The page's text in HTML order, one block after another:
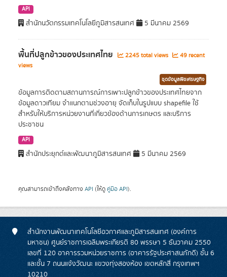
API
สำนักนวัตกรรมเทคโนโลยีภูมิสารสนเทศ 5 มีนาคม 2569
พื้นที่ปลูกข้าวของประเทศไทย 2245 total views
49 recent
views
ชุดข้อมูลพืชเศรษฐกิจ
ข้อมูลการติดตามสถานการณ์การเพาะปลูกข้าวของประเทศไทยจาก
ข้อมูลดาวเทียม จำแนกตามช่วงอายุ จัดเก็บในรูปแบบ shapefile ใช้
สำหรับให้บริการหน่วยงานที่เกี่ยวข้องด้านการเกษตร และบริการ
ประชาชน
API
สำนักประยุกต์และพัฒนาภูมิสารสนเทศ 5 มีนาคม 2569
คุณสามารถเข้าถึงคลังทาง API (ให้ดู คู่มือ API).
สำนักงานพัฒนาเทคโนโลยีอวกาศและภูมิสารสนเทศ (องค์การ
มหาชน) ศูนย์ราชการเฉลิมพระเกียรติ 80 พรรษา 5 ธันวาคม 2550
เลขที่ 120 อาคารรวมหน่วยราชการ (อาคารรัฐประศาสนภักดี) ชั้น 6
และชั้น 7 ถนนแจ้งวัฒนะ แขวงทุ่งสองห้อง เขตหลักสี่ กรุงเทพฯ
10210